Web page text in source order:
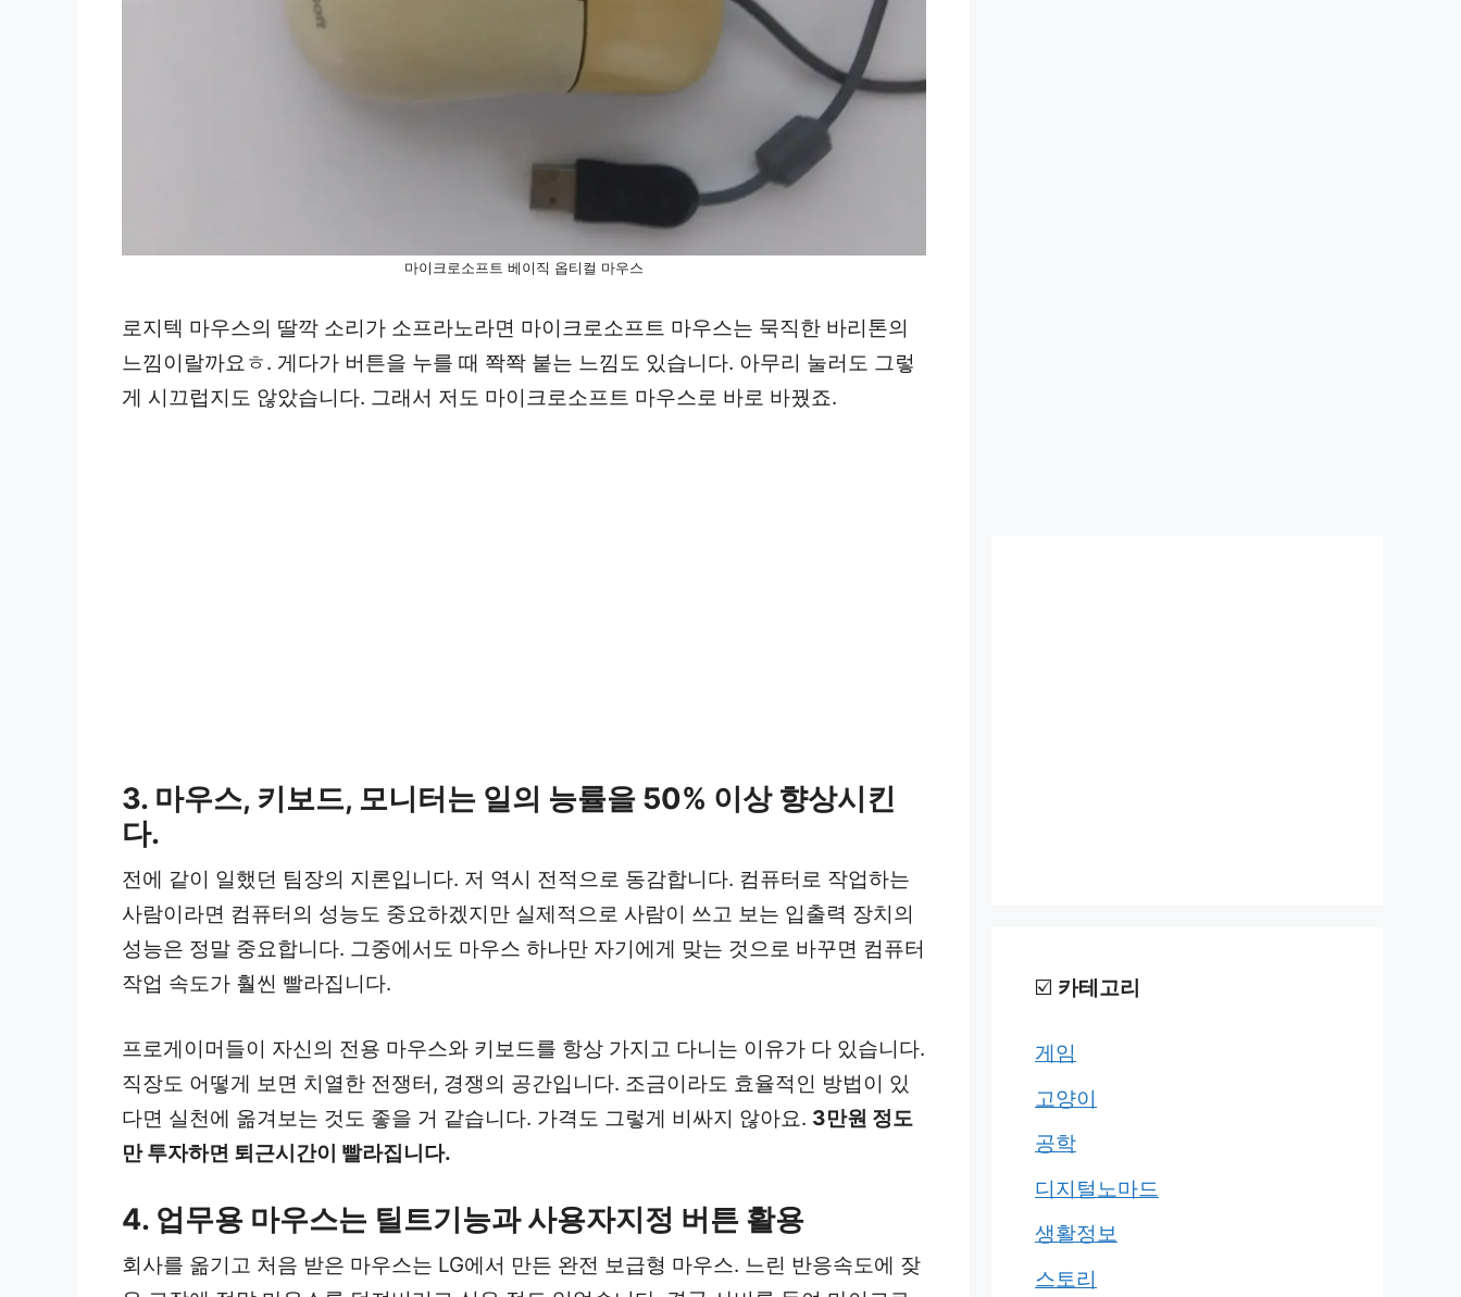
마이크로소프트 베이직 옵티컬 마우스
로지텍 마우스의 딸깍 소리가 소프라노라면 마이크로소프트 마우스는 묵직한 바리톤의
느낌이랄까요ㅎ. 게다가 버튼을 누를 때 쫙쫙 붙는 느낌도 있습니다. 아무리 눌러도 그렇
게 시끄럽지도 않았습니다. 그래서 저도 마이크로소프트 마우스로 바로 바꿨죠.
3. 마우스, 키보드, 모니터는 일의 능률을 50% 이상 향상시킨
다.
전에 같이 일했던 팀장의 지론입니다. 저 역시 전적으로 동감합니다. 컴퓨터로 작업하는
사람이라면 컴퓨터의 성능도 중요하겠지만 실제적으로 사람이 쓰고 보는 입출력 장치의
성능은 정말 중요합니다. 그중에서도 마우스 하나만 자기에게 맞는 것으로 바꾸면 컴퓨터
작업 속도가 훨씬 빨라집니다.
프로게이머들이 자신의 전용 마우스와 키보드를 항상 가지고 다니는 이유가 다 있습니다.
직장도 어떻게 보면 치열한 전쟁터, 경쟁의 공간입니다. 조금이라도 효율적인 방법이 있
다면 실천에 옮겨보는 것도 좋을 거 같습니다. 가격도 그렇게 비싸지 않아요. 3만원 정도
만 투자하면 퇴근시간이 빨라집니다.
4. 업무용 마우스는 틸트기능과 사용자지정 버튼 활용
회사를 옮기고 처음 받은 마우스는 LG에서 만든 완전 보급형 마우스. 느린 반응속도에 잦
☑️ 카테고리
게임
고양이
공학
디지털노마드
생활정보
스토리